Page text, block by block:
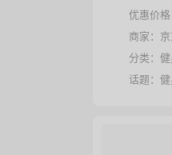
优惠价格
商家：
分类：
话题：